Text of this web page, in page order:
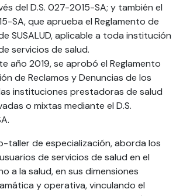
del D.S. 027-2015-SA; y también el
SA, que aprueba el Reglamento de
SUSALUD, aplicable a toda institución
servicios de salud.
año 2019, se aprobó el Reglamento
de Reclamos y Denuncias de los
instituciones prestadoras de salud
o mixtas mediante el D.S.
taller de especialización, aborda los
de servicios de salud en el
a la salud, en sus dimensiones
y operativa, vinculando el